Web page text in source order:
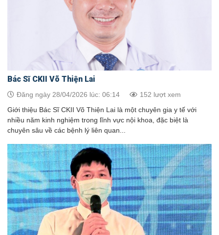
Bác Sĩ CKII Võ Thiện Lai
Đăng ngày 28/04/2026 lúc: 06:14 152 lượt xem
Giới thiệu Bác Sĩ CKII Võ Thiện Lai là một chuyên gia y tế với
nhiều năm kinh nghiệm trong lĩnh vực nội khoa, đặc biệt là
chuyên sâu về các bệnh lý liên quan...